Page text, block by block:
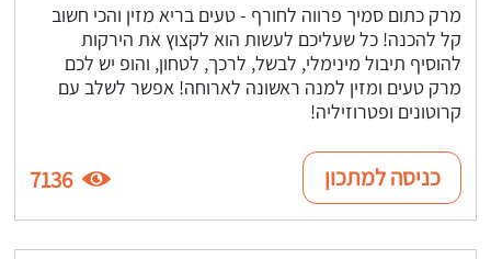
מרק כתום סמיך פרווה לחורף - טעים בריא מזין והכי חשוב
קל להכנה! כל שעליכם לעשות הוא לקצוץ את הירקות
להוסיף תיבול מינימלי, לבשל, לרכך, לטחון, והופ יש לכם
מרק טעים ומזין למנה ראשונה לארוחה! אפשר לשלב עם
קרוטונים ופטרוזיליה!
כניסה למתכון 7136